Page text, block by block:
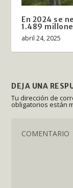
En 2024 se
1.489
abril 24, 2025
DEJA UNA
Tu dirección de
obligatorios están